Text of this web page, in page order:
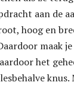
aan de
hoog en
maak
het